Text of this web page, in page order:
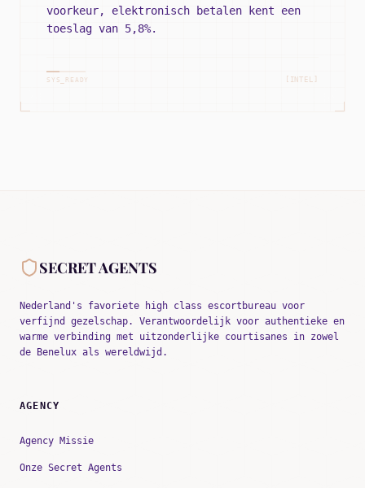
voorkeur, elektronisch betalen kent een
toeslag van 5,8%.
SYS_READY [INTEL]
SECRET AGENTS
Nederland's favoriete high class escortbureau voor
verfijnd gezelschap. Verantwoordelijk voor authentieke en
warme verbinding met uitzonderlijke courtisanes in zowel
de Benelux als wereldwijd.
AGENCY
Agency Missie
Onze Secret Agents